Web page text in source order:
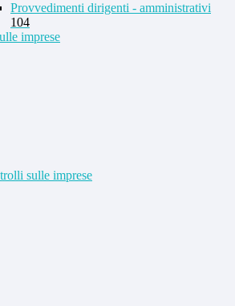
Provvedimenti dirigenti - amministrativi
104
imprese
sulle imprese